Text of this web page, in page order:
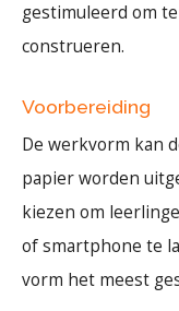
gestimuleerd om
construeren.
Voorbereiding
De werkvorm kan
papier worden
kiezen om
of smartphone te
vorm het meest